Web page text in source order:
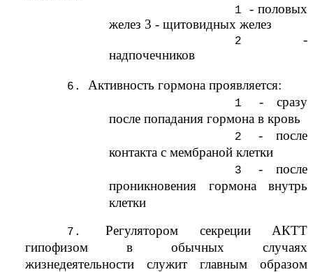
- половых
желез 3 - щитовидных желез
-
надпочечников
Активность гормона проявляется:
- сразу
после попадания гормона в кровь
- после
контакта с мембраной клетки
- после
проникновения гормона внутрь
клетки
Регулятором секреции АКТТ
гипофизом в обычных случаях
жизнедеятельности служит главным образом